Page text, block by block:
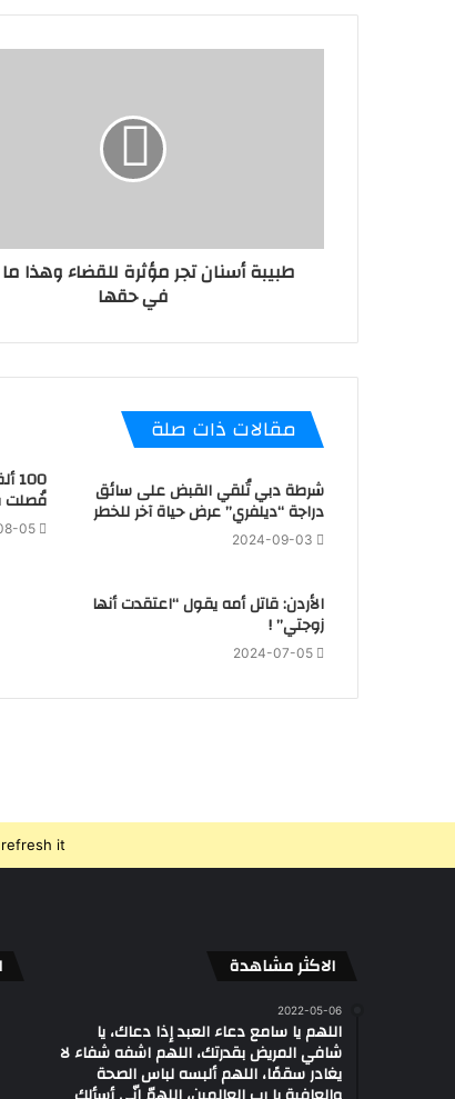
طبيبة أسنان تجر مؤثرة للقضاء وهذا ما
في حقها
مقالات ذات صلة
شرطة دبي تُلقي القبض على سائق
دراجة “ديلفري” عرض حياة آخر للخطر
2024-09-03
فُصلت
05
الأردن: قاتل أمه يقول “اعتقدت أنها
زوجتي” !
2024-07-05
it.
الاكثر مشاهدة
2022-05-06
اللهم يا سامع دعاء العبد إذا دعاك، يا
شافي المريض بقدرتك، اللهم اشفه شفاء لا
يغادر سقمًا، اللهم ألبسه لباس الصحة